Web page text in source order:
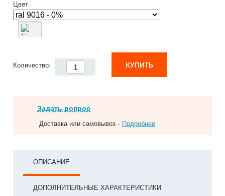
Цвет
Количество: КУПИТЬ
Задать вопрос
Доставка или самовывоз - Подробнее
ОПИСАНИЕ
ДОПОЛНИТЕЛЬНЫЕ ХАРАКТЕРИСТИКИ